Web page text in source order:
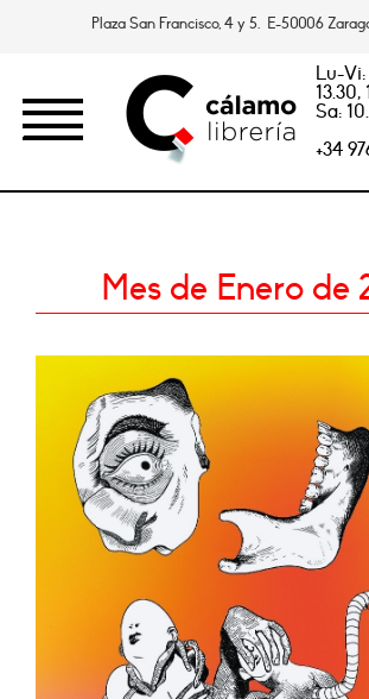
Plaza San Francisco, 4 y 5. E-50006
Lu-
13.30,
Sa:
+34
Mes de Enero de